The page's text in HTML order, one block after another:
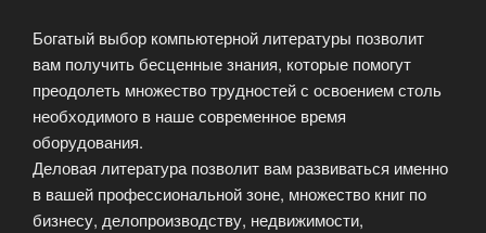
Богатый выбор компьютерной литературы позволит
вам получить бесценные знания, которые помогут
преодолеть множество трудностей с освоением столь
необходимого в наше современное время
оборудования.
Деловая литература позволит вам развиваться именно
в вашей профессиональной зоне, множество книг по
бизнесу, делопроизводству, недвижимости,